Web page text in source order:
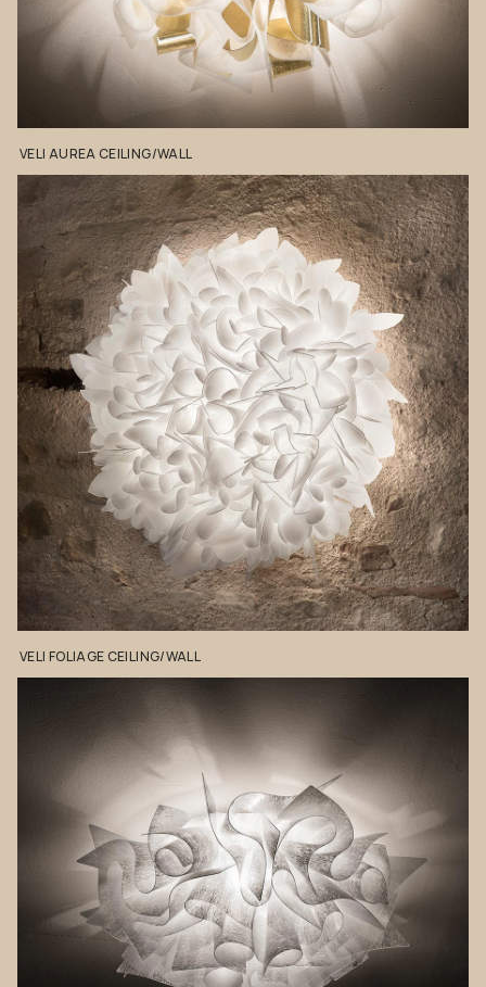
VELI AUREACEILING/WALL
VELI FOLIAGECEILING/WALL